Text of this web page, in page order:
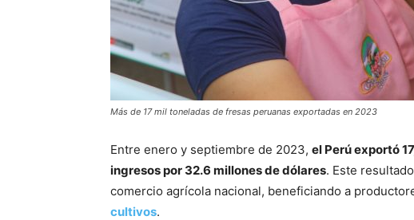
Más de 17 mil toneladas de fresas peruanas exportadas en 2023
Entre enero y septiembre de 2023, el Perú exportó
ingresos por 32.6 millones de dólares. Este
comercio agrícola nacional, beneficiando a
cultivos.